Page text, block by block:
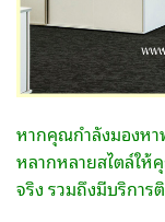
หากคุณกำลังมองห
หลากหลายสไตล์ให้
จริง รวมถึงมีบริการ